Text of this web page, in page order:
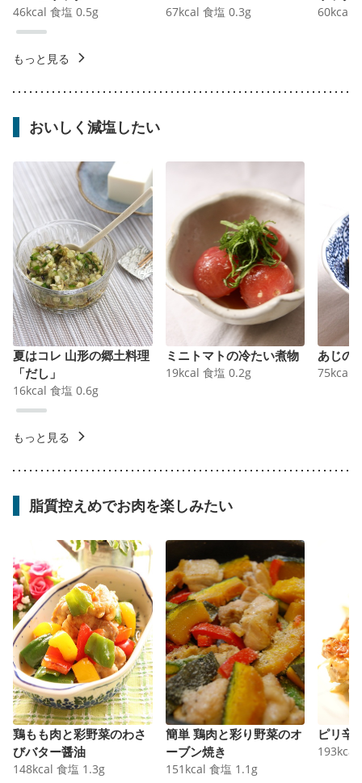
46kcal 食塩 0.5g 67kcal 食塩 0.3g 60kcal
もっと見る
おいしく減塩したい
夏はコレ 山形の郷土料理
「だし」
16kcal 食塩 0.6g
ミニトマトの冷たい煮物
19kcal 食塩 0.2g
あじの
75kcal
もっと見る
脂質控えめでお肉を楽しみたい
鶏もも肉と彩野菜のわさ
びバター醤油
148kcal 食塩 1.3g
簡単 鶏肉と彩り野菜のオ
ーブン焼き
151 kcal 食塩 1.1 g
ピリ辛
193kcal